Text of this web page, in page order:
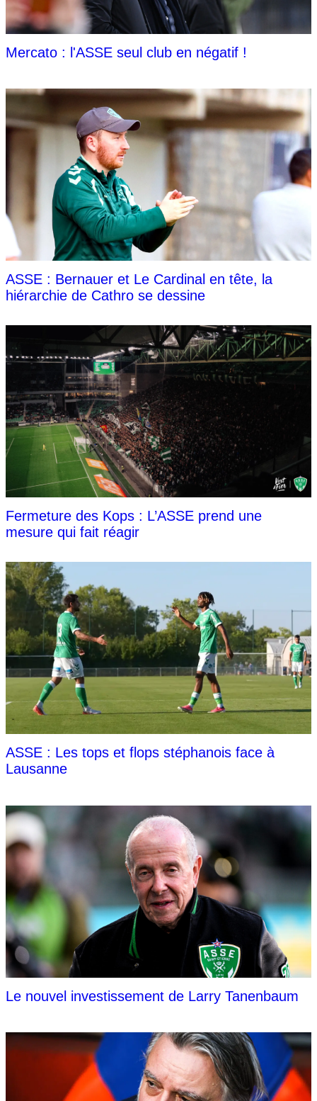
Mercato : l'ASSE seul club en négatif !
ASSE : Bernauer et Le Cardinal en tête, la
hiérarchie de Cathro se dessine
Fermeture des Kops : L’ASSE prend une
mesure qui fait réagir
ASSE : Les tops et flops stéphanois face à
Lausanne
Le nouvel investissement de Larry Tanenbaum